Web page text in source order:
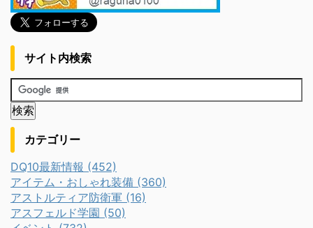
サイト内検索
カテゴリー
DQ10最新情報 (452)
アイテム・おしゃれ装備 (360)
アストルティア防衛軍 (16)
アスフェルド学園 (50)